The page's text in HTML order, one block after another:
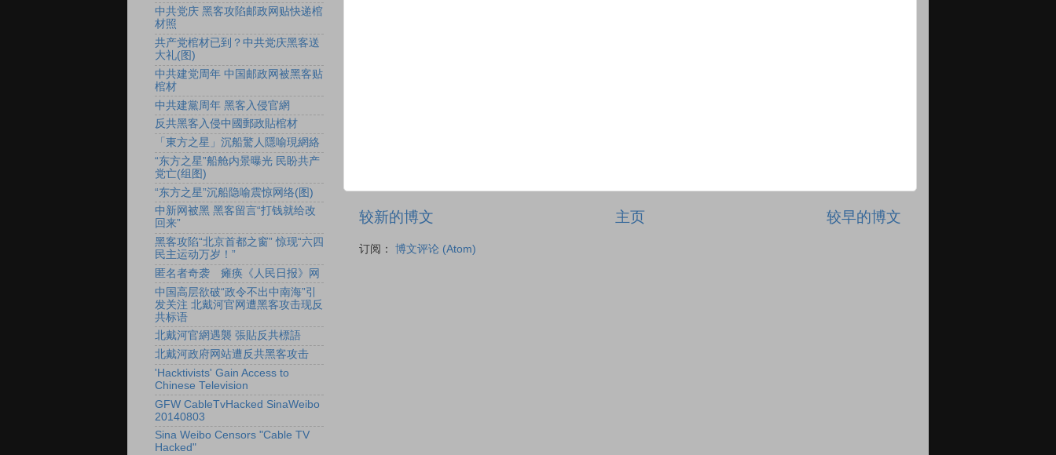
较新的博文 较早的博文
主页
订阅： 博文评论 (Atom)
中共党庆 黑客攻陷邮政网贴快递棺
材照
共产党棺材已到？中共党庆黑客送
大礼(图)
中共建党周年 中国邮政网被黑客贴
棺材
中共建黨周年 黑客入侵官網
反共黑客入侵中國郵政貼棺材
「東方之星」沉船驚人隱喻現網絡
“东方之星”船舱内景曝光 民盼共产
党亡(组图)
“东方之星”沉船隐喻震惊网络(图)
中新网被黑 黑客留言“打钱就给改
回来”
黑客攻陷“北京首都之窗” 惊现“六四
民主运动万岁！”
匿名者奇袭 瘫痪《人民日报》网
中国高层欲破“政令不出中南海”引
发关注 北戴河官网遭黑客攻击现反
共标语
北戴河官網遇襲 張貼反共標語
北戴河政府网站遭反共黑客攻击
'Hacktivists' Gain Access to
Chinese Television
GFW CableTvHacked SinaWeibo
20140803
Sina Weibo Censors "Cable TV
Hacked"